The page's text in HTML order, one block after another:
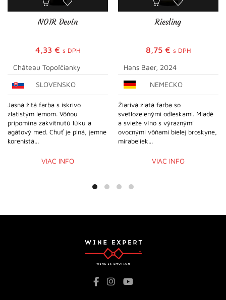
NOIR Devín
4,33 € s DPH
Château Topoľčianky
SLOVENSKO
Jasná žltá farba s iskrivo
zlatistým lemom. Vôňou
pripomína zakvitnutú lúku a
agátový med. Chuť je plná, jemne
korenistá...
VIAC INFO
Riesling
8,75 € s DPH
Hans Baer, 2024
NEMECKO
Žiarivá zlatá farba so
svetlozelenými odleskami. Mladé
a svieže víno s výraznými
ovocnými vôňami bielej broskyne,
mirabeliek...
VIAC INFO